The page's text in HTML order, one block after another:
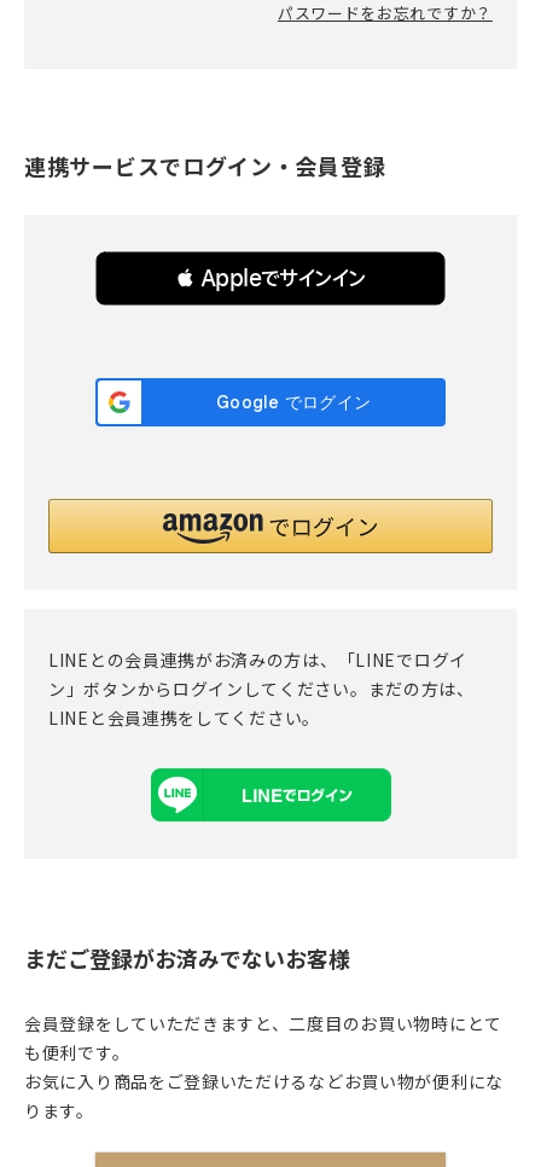
パスワードをお忘れですか？
連携サービスでログイン・会員登録
 Appleでサインイン
LINEとの会員連携がお済みの方は、「LINEでログイ
ン」ボタンからログインしてください。まだの方は、
LINEと会員連携をしてください。
まだご登録がお済みでないお客様
会員登録をしていただきますと、二度目のお買い物時にとて
も便利です。
お気に入り商品をご登録いただけるなどお買い物が便利にな
ります。